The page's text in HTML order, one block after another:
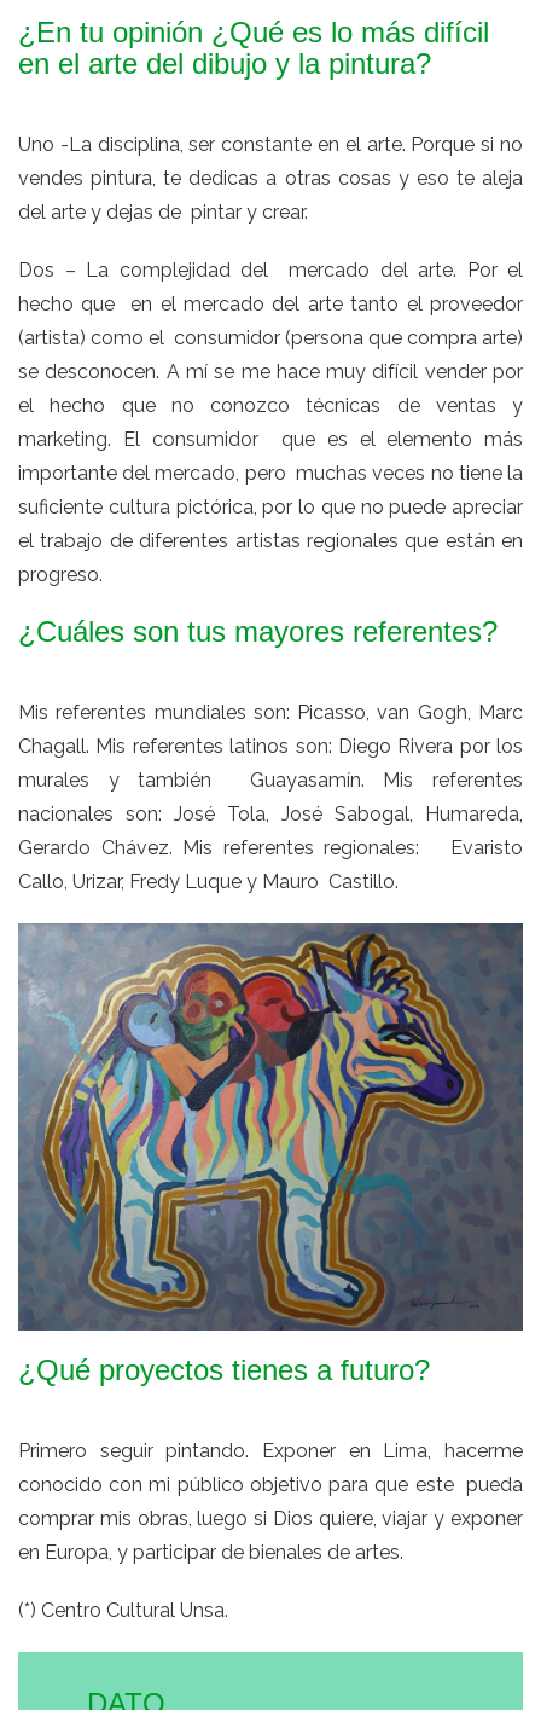
¿En tu opinión ¿Qué es lo más difícil
en el arte del dibujo y la pintura?
Uno -La disciplina, ser constante en el arte. Porque si no
vendes pintura, te dedicas a otras cosas y eso te aleja
del arte y dejas de pintar y crear.
Dos – La complejidad del mercado del arte. Por el
hecho que en el mercado del arte tanto el proveedor
(artista) como el consumidor (persona que compra arte)
se desconocen. A mí se me hace muy difícil vender por
el hecho que no conozco técnicas de ventas y
marketing. El consumidor que es el elemento más
importante del mercado, pero muchas veces no tiene la
suficiente cultura pictórica, por lo que no puede apreciar
el trabajo de diferentes artistas regionales que están en
progreso.
¿Cuáles son tus mayores referentes?
Mis referentes mundiales son: Picasso, van Gogh, Marc
Chagall. Mis referentes latinos son: Diego Rivera por los
murales y también Guayasamín. Mis referentes
nacionales son: José Tola, José Sabogal, Humareda,
Gerardo Chávez. Mis referentes regionales: Evaristo
Callo, Urizar, Fredy Luque y Mauro Castillo.
¿Qué proyectos tienes a futuro?
Primero seguir pintando. Exponer en Lima, hacerme
conocido con mi público objetivo para que este pueda
comprar mis obras, luego si Dios quiere, viajar y exponer
en Europa, y participar de bienales de artes.
(*) Centro Cultural Unsa.